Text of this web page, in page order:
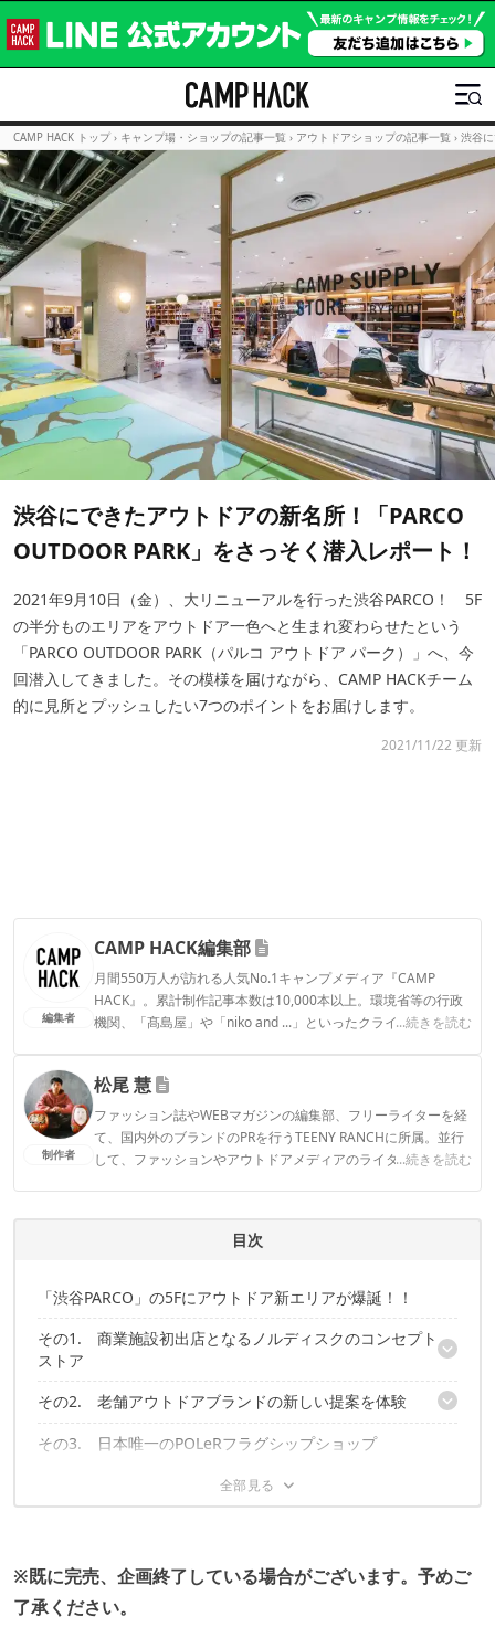
CAMP HACK トップ › キャンプ場・ショップの記事一覧 › アウトドアショップの記事一覧 › 渋谷
渋谷にできたアウトドアの新名所！「PARCO
OUTDOOR PARK」をさっそく潜入レポート！
2021年9月10日（金）、大リニューアルを行った渋谷PARCO！ 5F
の半分ものエリアをアウトドア一色へと生まれ変わらせたという
「PARCO OUTDOOR PARK（パルコ アウトドア パーク）」へ、今
回潜入してきました。その模様を届けながら、CAMP HACKチーム
的に見所とプッシュしたい7つのポイントをお届けします。
2021/11/22 更新
編集者
CAMP HACK編集部
月間550万人が訪れる人気No.1キャンプメディア『CAMP
HACK』。累計制作記事本数は10,000本以上。環境省等の行政
機関、「髙島屋」や「niko and ...」といったクライアントとの
...続きを読む
CAMP HACK編集部のプロフィール
制作者
松尾 慧
ファッション誌やWEBマガジンの編集部、フリーライターを経
て、国内外のブランドのPRを行うTEENY RANCHに所属。並行
して、ファッションやアウトドアメディアのライターとしても
...続きを読む
松尾 慧のプロフィール
目次
「渋谷PARCO」の5Fにアウトドア新エリアが爆誕！！
その1. 商業施設初出店となるノルディスクのコンセプト
ストア
玄人がうなる、通なギアセレクト
即完売していたLEDライトや細かなギアもラインナップ
オープン記念の数量限定グッズも発売中
その2. 老舗アウトドアブランドの新しい提案を体験
小物のラインナップはフロアの中でもトップクラス！
その3. 日本唯一のPOLeRフラグシップショップ
その4. 本物志向のアウトドアスタイルならL.L.Bean
その6. CAMP HACKも出店！よりどりみどりなポップアッ
プスペース
※既に完売、企画終了している場合がございます。予めご
了承ください。